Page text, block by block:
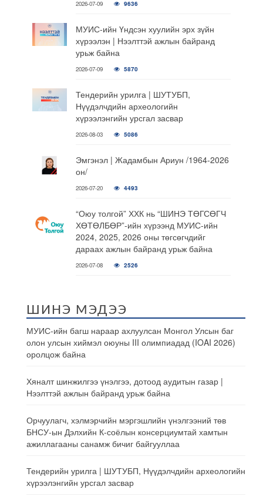
2026-07-09 9636
МУИС-ийн Үндсэн хуулийн эрх зүйн
хүрээлэн | Нээлттэй ажлын байранд
урьж байна
2026-07-09 5870
Тендерийн урилга | ШУТУБП,
Нүүдэлчдийн археологийн
хүрээлэнгийн урсгал засвар
2026-08-03 5086
Эмгэнэл | Жадамбын Ариун /1964-2026
он/
2026-07-20 4493
“Оюу толгой” ХХК нь “ШИНЭ ТӨГСӨГЧ
ХӨТӨЛБӨР”-ийн хүрээнд МУИС-ийн
2024, 2025, 2026 оны төгсөгчдийг
дараах ажлын байранд урьж байна
2026-07-08 2526
ШИНЭ МЭДЭЭ
МУИС-ийн багш нараар ахлуулсан Монгол Улсын баг
олон улсын хиймэл оюуны III олимпиадад (IOAI 2026)
оролцож байна
Хяналт шинжилгээ үнэлгээ, дотоод аудитын газар |
Нээлттэй ажлын байранд урьж байна
Орчуулагч, хэлмэрчийн мэргэшлийн үнэлгээний төв
БНСУ-ын Дэлхийн К-соёлын консерциумтай хамтын
ажиллагааны санамж бичиг байгууллаа
Тендерийн урилга | ШУТУБП, Нүүдэлчдийн археологийн
хүрээлэнгийн урсгал засвар